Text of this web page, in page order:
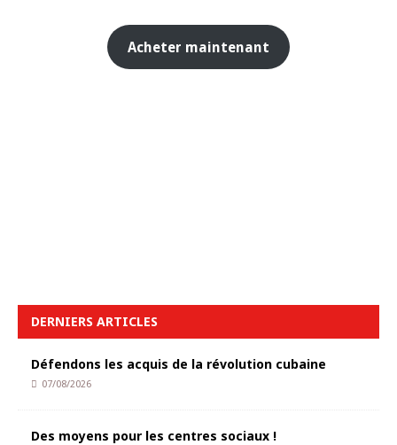
Acheter maintenant
DERNIERS ARTICLES
Défendons les acquis de la révolution cubaine
07/08/2026
Des moyens pour les centres sociaux !